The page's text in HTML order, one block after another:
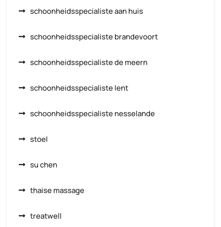
schoonheidsspecialiste aan huis
schoonheidsspecialiste brandevoort
schoonheidsspecialiste de meern
schoonheidsspecialiste lent
schoonheidsspecialiste nesselande
stoel
su chen
thaise massage
treatwell